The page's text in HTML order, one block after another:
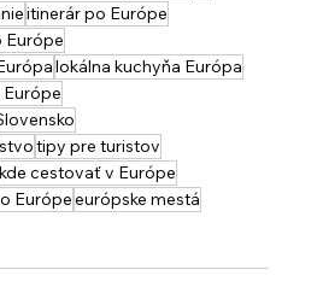
itinerár po Európe
Európe
lokálna kuchyňa Európa
tipy pre turistov
kde cestovať v Európe
Európeeurópske mestá